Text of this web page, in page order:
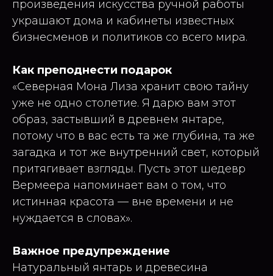
произведения искусства ручной работы
украшают дома и кабинеты известных
бизнесменов и политиков со всего мира.
Как преподнести подарок
«Северная Мона Лиза хранит свою тайну
уже не одно столетие. Я дарю вам этот
образ, застывший в древнем янтаре,
потому что в вас есть та же глубина, та же
загадка и тот же внутренний свет, который
притягивает взгляды. Пусть этот шедевр
Вермеера напоминает вам о том, что
истинная красота — вне времени и не
нуждается в словах».
Важное предупреждение
Натуральный янтарь и древесина